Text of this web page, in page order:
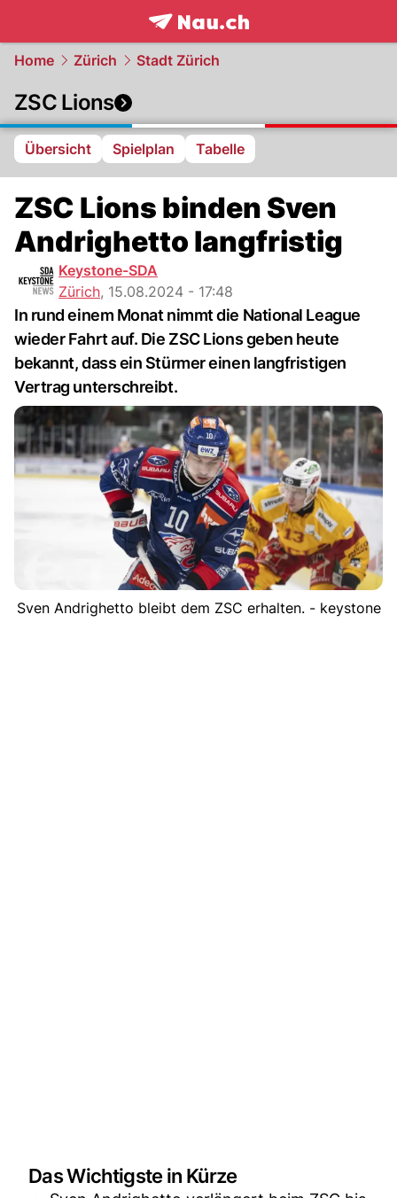
frontpage.NAU.ch
Home Zürich Stadt Zürich
ZSC Lions
Übersicht Spielplan Tabelle
ZSC Lions binden Sven
Andrighetto langfristig
Keystone-SDA
Zürich, 15.08.2024 - 17:48
In rund einem Monat nimmt die National League
wieder Fahrt auf. Die ZSC Lions geben heute
bekannt, dass ein Stürmer einen langfristigen
Vertrag unterschreibt.
Sven Andrighetto bleibt dem ZSC erhalten. - keystone
Das Wichtigste in Kürze